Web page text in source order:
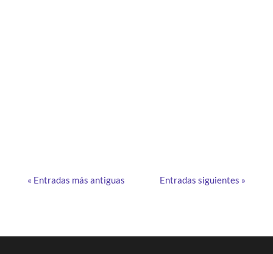
« Entradas más antiguas Entradas siguientes »